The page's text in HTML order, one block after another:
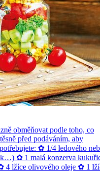
obměňovat podle toho, co
před podáváním, aby
✿ 1/4 ledového
✿ 1 malá konzerva
lžíce olivového oleje ✿ 1